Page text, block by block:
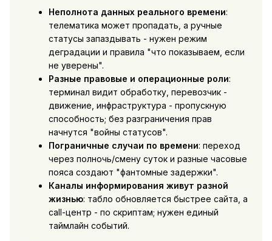
Неполнота данных реального времени:
телематика может пропадать, а ручные
статусы запаздывать - нужен режим
деградации и правила "что показываем, если
не уверены".
Разные правовые и операционные роли:
терминал видит обработку, перевозчик -
движение, инфраструктура - пропускную
способность; без разграничения прав
начнутся "войны статусов".
Пограничные случаи по времени: переход
через полночь/смену суток и разные часовые
пояса создают "фантомные задержки".
Каналы информирования живут разной
жизнью: табло обновляется быстрее сайта, а
call-центр - по скриптам; нужен единый
таймлайн событий.